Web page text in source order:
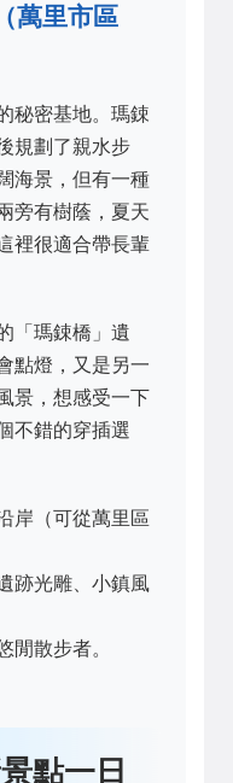
萬里市區
秘密基地。瑪鋉
規劃了親水步
海景，但有一種
旁有樹蔭，夏天
裡很適合帶長輩
「瑪鋉橋」遺
點燈，又是另一
景，想感受一下
不錯的穿插選
岸（可從萬里區
跡光雕、小鎮風
閒散步者。
點一日